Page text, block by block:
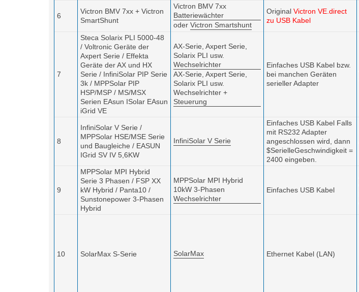
6
Victron BMV 7xx + Victron
SmartShunt
Victron BMV 7xx
Batteriewächter
oder Victron Smartshunt
Original Victron VE.direct
zu USB Kabel
7
Steca Solarix PLI 5000-48
/ Voltronic Geräte der
Axpert Serie / Effekta
Geräte der AX und HX
Serie / InfiniSolar PIP Serie
3k / MPPSolar PIP
HSP/MSP / MS/MSX
Serien EAsun ISolar EAsun
iGrid VE
AX-Serie, Axpert Serie,
Solarix PLI usw.
Wechselrichter
AX-Serie, Axpert Serie,
Solarix PLI usw.
Wechselrichter +
Steuerung
Einfaches USB Kabel bzw.
bei manchen Geräten
serieller Adapter
8
InfiniSolar V Serie /
MPPSolar HSE/MSE Serie
und Baugleiche / EASUN
IGrid SV IV 5,6KW
InfiniSolar V Serie
Einfaches USB Kabel Falls
mit RS232 Adapter
angeschlossen wird, dann
$SerielleGeschwindigkeit =
2400 eingeben.
9
MPPSolar MPI Hybrid
Serie 3 Phasen / FSP XX
kW Hybrid / Panta10 /
Sunstonepower 3-Phasen
Hybrid
MPPSolar MPI Hybrid
10kW 3-Phasen
Wechselrichter
Einfaches USB Kabel
10 SolarMax S-Serie SolarMax Ethernet Kabel (LAN)